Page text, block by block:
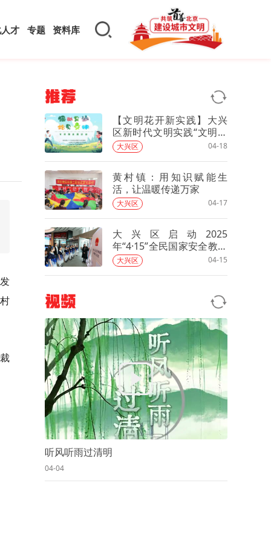
才 专题 资料库
推荐
【文明花开新实践】大兴
区新时代文明实践“文明跑
拾计划”首场活动开跑
大兴区 04-18
黄村镇：用知识赋能生
活，让温暖传递万家
大兴区 04-17
大兴区启动2025
年“4·15”全民国家安全教育
日宣传活动
大兴区 04-15
视频
听风听雨过清明
04-04